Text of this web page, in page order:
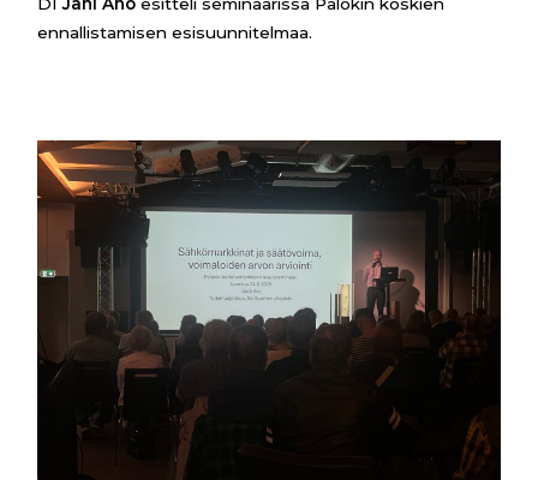
ennallistamisen esisuunnitelmaa.